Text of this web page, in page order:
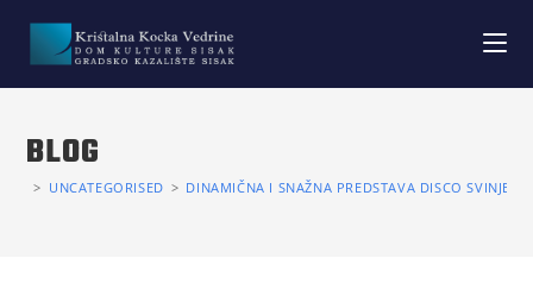
BLOG
> UNCATEGORISED > DINAMIČNA I SNAŽNA PREDSTAVA DISCO SVINJE